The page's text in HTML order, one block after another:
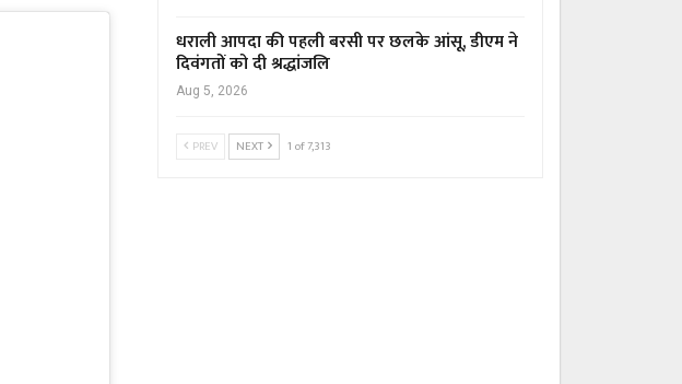
धराली आपदा की पहली बरसी पर छलके आंसू, डीएम ने
दिवंगतों को दी श्रद्धांजलि
Aug 5, 2026
PREV NEXT 1 of 7,313